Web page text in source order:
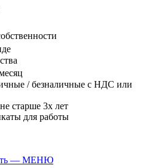
/ безналичные с НДС или
старше 3х лет
для работы
— МЕНЮ